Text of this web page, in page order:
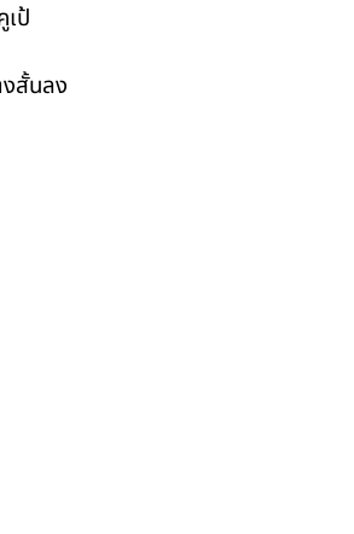
ป้
สั้นลง